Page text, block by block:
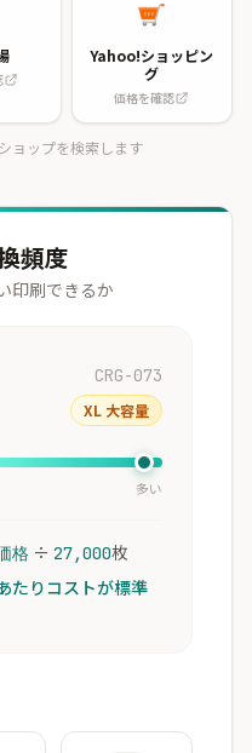
Yahoo!ショッピン
グ
価格を確認
ョップを検索します
頻度
印刷できるか
CRG-073
XL 大容量
多い
格 ÷ 27,000枚
たりコストが標準